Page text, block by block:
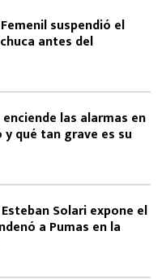
suspendió el
antes del
las alarmas en
y qué tan grave es su
Solari expone el
a Pumas en la